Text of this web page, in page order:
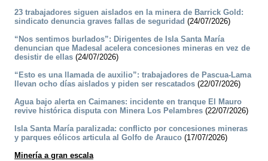
23 trabajadores siguen aislados en la minera de Barrick Gold:
sindicato denuncia graves fallas de seguridad (24/07/2026)
“Nos sentimos burlados”: Dirigentes de Isla Santa María
denuncian que Madesal acelera concesiones mineras en vez de
desistir de ellas (24/07/2026)
“Esto es una llamada de auxilio”: trabajadores de Pascua-Lama
llevan ocho días aislados y piden ser rescatados (22/07/2026)
Agua bajo alerta en Caimanes: incidente en tranque El Mauro
revive histórica disputa con Minera Los Pelambres (22/07/2026)
Isla Santa María paralizada: conflicto por concesiones mineras
y parques eólicos articula al Golfo de Arauco (17/07/2026)
Minería a gran escala